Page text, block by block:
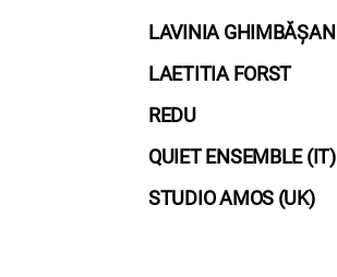
LAVINIA GHIMBĂȘAN
LAETITIA FORST
REDU
QUIET ENSEMBLE (IT)
STUDIO AMOS (UK)